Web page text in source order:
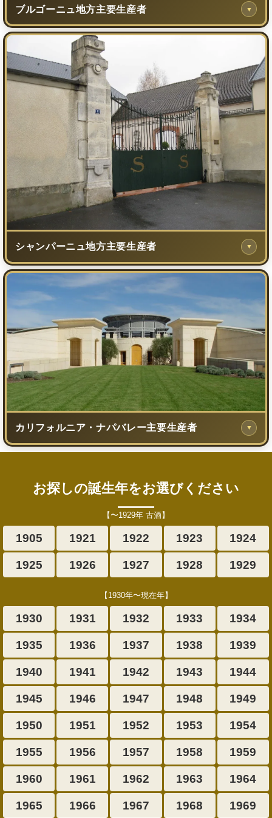
ブルゴーニュ地方主要生産者 ▼
シャンパーニュ地方主要生産者 ▼
カリフォルニア・ナパバレー主要生産者 ▼
お探しの誕生年をお選びください
【〜1929年 古酒】
1905 1921 1922 1923 1924
1925 1926 1927 1928 1929
【1930年〜現在年】
1930 1931 1932 1933 1934
1935 1936 1937 1938 1939
1940 1941 1942 1943 1944
1945 1946 1947 1948 1949
1950 1951 1952 1953 1954
1955 1956 1957 1958 1959
1960 1961 1962 1963 1964
1965 1966 1967 1968 1969